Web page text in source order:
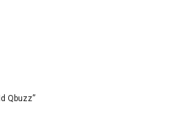
Qbuzz”